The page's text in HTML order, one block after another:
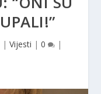
| Vijesti | 0 |